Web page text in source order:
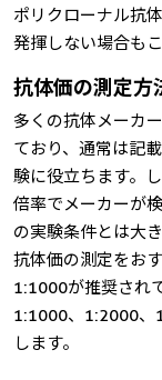
ポリクローナル抗
発揮しない場合も
抗体価の測定方
多くの抗体メーカ
ており、通常は記
験に役立ちます。
倍率でメーカーが
の実験条件とは大
抗体価の測定をお
1:1000が推奨され
1:1000、1:2000、
します。